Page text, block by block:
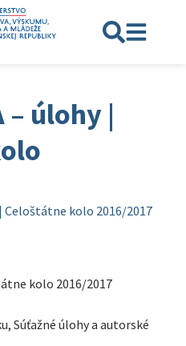
– úlohy |
Celoštátne kolo 2016/2017
kolo 2016/2017
, Súťažné úlohy a autorské